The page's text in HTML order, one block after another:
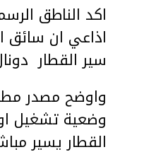
اكد الناطق
اذاعي ان سائق
سير القطار
واوضح مصدر
وضعية تشغيل
القطار يسير